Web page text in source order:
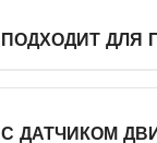
ПОДХОДИТ ДЛЯ
С ДАТЧИКОМ